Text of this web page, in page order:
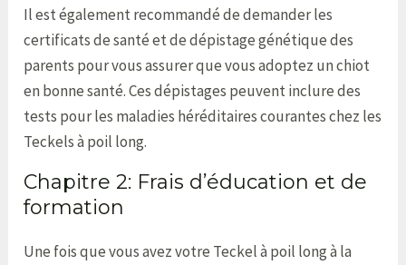
Il est également recommandé de demander les
certificats de santé et de dépistage génétique des
parents pour vous assurer que vous adoptez un chiot
en bonne santé. Ces dépistages peuvent inclure des
tests pour les maladies héréditaires courantes chez les
Teckels à poil long.
Chapitre 2: Frais d’éducation et de
formation
Une fois que vous avez votre Teckel à poil long à la